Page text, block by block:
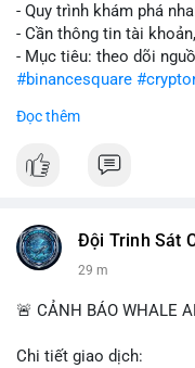
- Quy trình khám phá
- Cần thông tin tài
- Mục tiêu: theo dõi
#binancesquare
$btc $eth
#vlikevn #titanbot
Đọc thêm
Đội Trinh Sát
30 m
🚨 CẢNH BÁO WHALE
Chi tiết giao dịch: